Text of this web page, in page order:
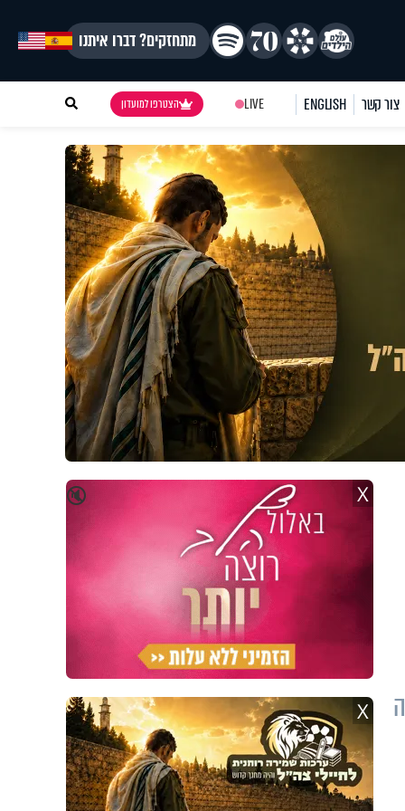
מתחזקים? דברו איתנו
צור קשר ENGLISH
LIVE הצטרפו למועדון
🔇 X
X